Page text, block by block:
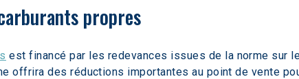
propres
est financé par les redevances issues de la norme sur
offrira des réductions importantes au point de vente